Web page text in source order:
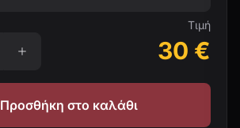
Τιμή
30 €
Προσθήκη στο καλάθι